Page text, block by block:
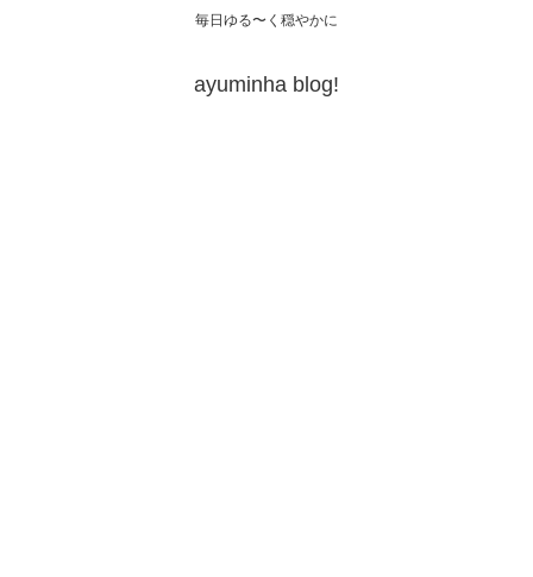
毎日ゆる〜く穏やかに
ayuminha blog!